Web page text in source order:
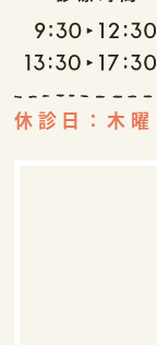
休診日：木